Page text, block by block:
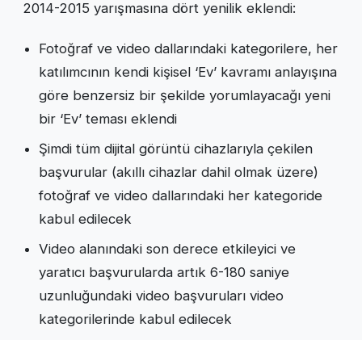
2014-2015 yarışmasına dört yenilik eklendi:
Fotoğraf ve video dallarındaki kategorilere, her
katılımcının kendi kişisel ‘Ev’ kavramı anlayışına
göre benzersiz bir şekilde yorumlayacağı yeni
bir ‘Ev’ teması eklendi
Şimdi tüm dijital görüntü cihazlarıyla çekilen
başvurular (akıllı cihazlar dahil olmak üzere)
fotoğraf ve video dallarındaki her kategoride
kabul edilecek
Video alanındaki son derece etkileyici ve
yaratıcı başvurularda artık 6-180 saniye
uzunluğundaki video başvuruları video
kategorilerinde kabul edilecek